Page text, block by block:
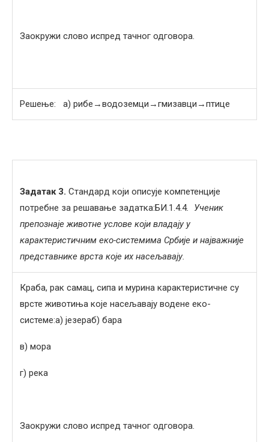
Заокружи слово испред тачног одговора.
Решење: а) рибе→водоземци→гмизавци→птице
Задатак 3. Стандард који описује компетенције
потребне за решавање задатка:БИ.1.4.4. Ученик
препознаје животне услове који владају у
карактеристичним еко-системима Србије и најважније
представнике врста које их насељавају.
Краба, рак самац, сипа и мурина карактеристичне су
врсте животиња које насељавају водене еко-
системе:а) језераб) бара
в) мора
г) река
Заокружи слово испред тачног одговора.